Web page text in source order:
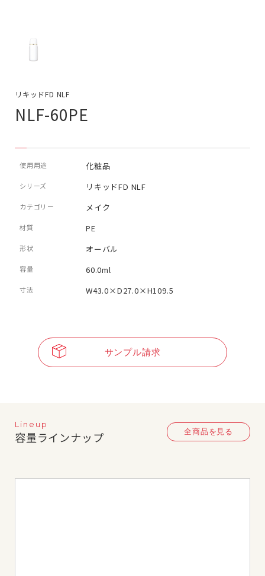
リキッドFD NLF
NLF-60PE
使用用途 化粧品
シリーズ リキッドFD NLF
カテゴリー メイク
材質 PE
形状 オーバル
容量 60.0ml
寸法 W43.0×D27.0×H109.5
サンプル請求
Lineup
容量ラインナップ 全商品を見る